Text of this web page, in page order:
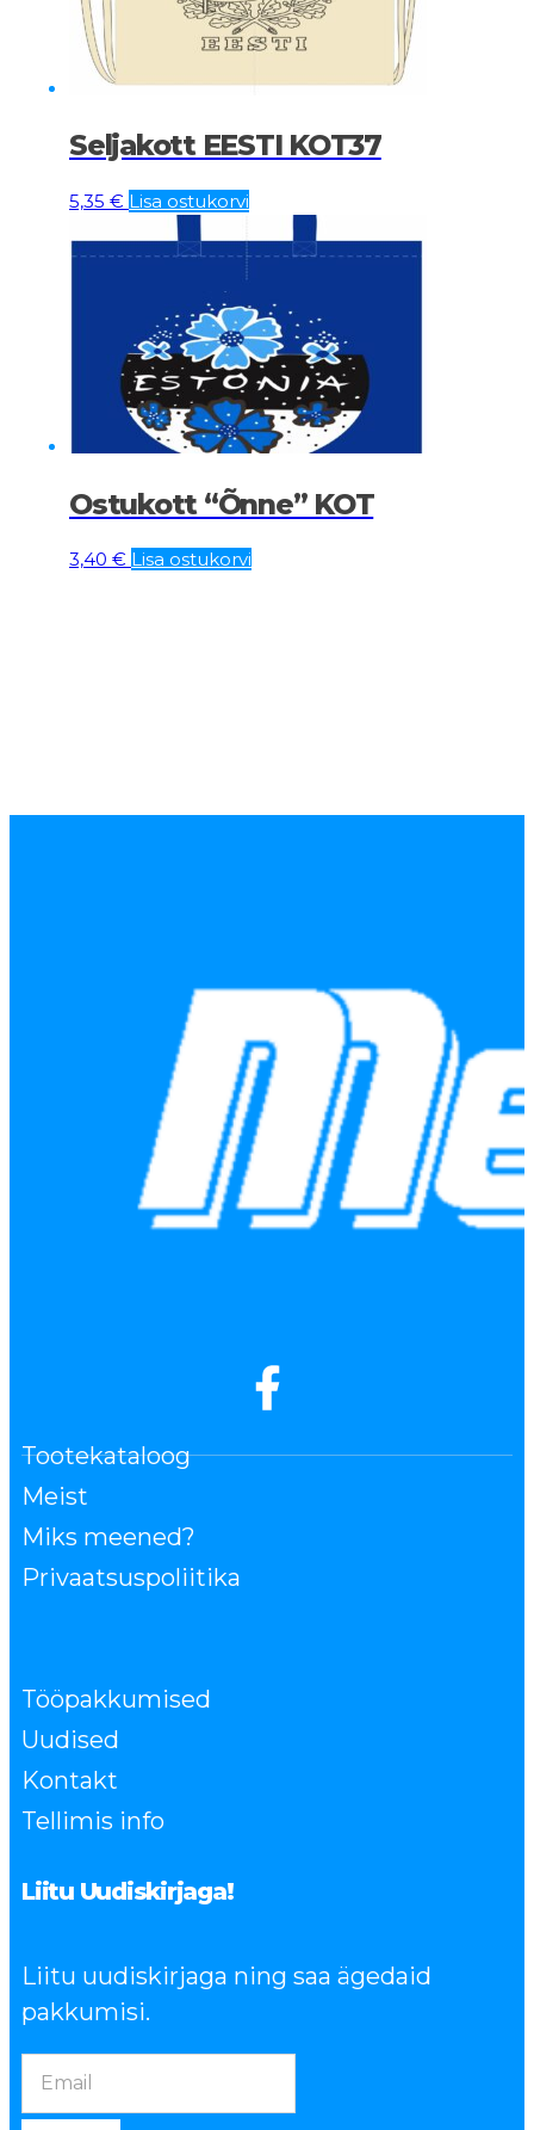
Seljakott EESTI KOT37
5,35 € Lisa ostukorvi
Ostukott “Õnne” KOT
3,40 € Lisa ostukorvi
Tootekataloog
Meist
Miks meened?
Privaatsuspoliitika
Tööpakkumised
Uudised
Kontakt
Tellimis info
Liitu Uudiskirjaga!
Liitu uudiskirjaga ning saa ägedaid
pakkumisi.